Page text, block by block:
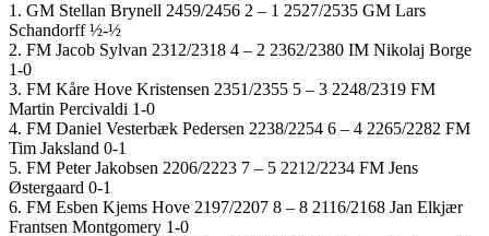
1. GM Stellan Brynell 2459/2456 2 – 1 2527/2535 GM Lars
Schandorff ½-½
2. FM Jacob Sylvan 2312/2318 4 – 2 2362/2380 IM Nikolaj Borge
1-0
3. FM Kåre Hove Kristensen 2351/2355 5 – 3 2248/2319 FM
Martin Percivaldi 1-0
4. FM Daniel Vesterbæk Pedersen 2238/2254 6 – 4 2265/2282 FM
Tim Jaksland 0-1
5. FM Peter Jakobsen 2206/2223 7 – 5 2212/2234 FM Jens
Østergaard 0-1
6. FM Esben Kjems Hove 2197/2207 8 – 8 2116/2168 Jan Elkjær
Frantsen Montgomery 1-0